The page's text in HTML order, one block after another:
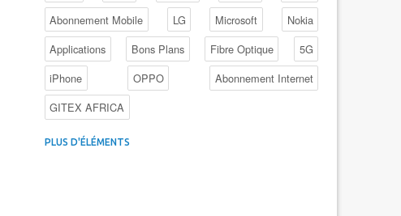
Abonnement Mobile
LG Microsoft
Nokia
Applications
Bons Plans Fibre Optique
5G
iPhone
OPPO
Abonnement Internet
GITEX AFRICA
4G au Maroc
PLUS D'ÉLÉMENTS